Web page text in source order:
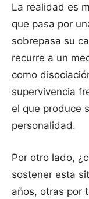
La realidad es
que pasa por
sobrepasa su
recurre a un
como
supervivencia
el que produce
personalidad.
Por otro lado,
sostener esta
años, otras por